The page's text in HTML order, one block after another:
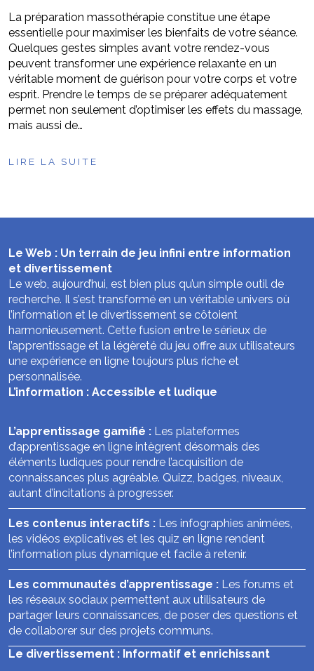
La préparation massothérapie constitue une étape
essentielle pour maximiser les bienfaits de votre séance.
Quelques gestes simples avant votre rendez-vous
peuvent transformer une expérience relaxante en un
véritable moment de guérison pour votre corps et votre
esprit. Prendre le temps de se préparer adéquatement
permet non seulement d’optimiser les effets du massage,
mais aussi de…
LIRE LA SUITE
Le Web : Un terrain de jeu infini entre information
et divertissement
Le web, aujourd’hui, est bien plus qu’un simple outil de
recherche. Il s’est transformé en un véritable univers où
l’information et le divertissement se côtoient
harmonieusement. Cette fusion entre le sérieux de
l’apprentissage et la légèreté du jeu offre aux utilisateurs
une expérience en ligne toujours plus riche et
personnalisée.
L’information : Accessible et ludique
L’apprentissage gamifié : Les plateformes
d’apprentissage en ligne intègrent désormais des
éléments ludiques pour rendre l’acquisition de
connaissances plus agréable. Quizz, badges, niveaux,
autant d’incitations à progresser.
Les contenus interactifs : Les infographies animées,
les vidéos explicatives et les quiz en ligne rendent
l’information plus dynamique et facile à retenir.
Les communautés d’apprentissage : Les forums et
les réseaux sociaux permettent aux utilisateurs de
partager leurs connaissances, de poser des questions et
de collaborer sur des projets communs.
Le divertissement : Informatif et enrichissant